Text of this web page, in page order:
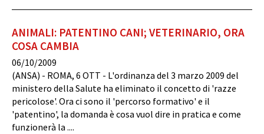
ANIMALI: PATENTINO CANI; VETERINARIO, ORA
COSA CAMBIA
06/10/2009
(ANSA) - ROMA, 6 OTT - L'ordinanza del 3 marzo 2009 del
ministero della Salute ha eliminato il concetto di 'razze
pericolose'. Ora ci sono il 'percorso formativo' e il
'patentino', la domanda è cosa vuol dire in pratica e come
funzionerà la ....